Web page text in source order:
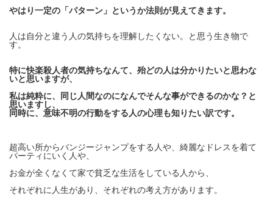
やはり一定の「パターン」というか法則が見えてきます。
人は自分と違う人の気持ちを理解したくない。と思う生き物で
す。
特に快楽殺人者の気持ちなんて、殆どの人は分かりたいと思わな
いと思いますが、
私は純粋に、同じ人間なのになんでそんな事ができるのかな？と
思いますし、
同時に、意味不明の行動をする人の心理も知りたい訳です。
超高い所からバンジージャンプをする人や、綺麗なドレスを着て
パーティにいく人や、
お金が全くなくて家で貧乏な生活をしている人から、
それぞれに人生があり、それぞれの考え方があります。